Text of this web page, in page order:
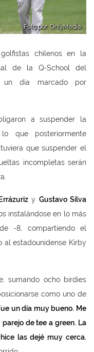
Foto por: OnlyMedia
chilenos en la
de la Q-School del
un día marcado por
a suspender la
que posteriormente
que suspender el
incompletas serán
y Gustavo Silva
instalándose en lo más
-8, compartiendo el
al estadounidense Kirby
sumando ocho birdies
como uno de
un día muy bueno. Me
de tee a green. La
las dejé muy cerca.